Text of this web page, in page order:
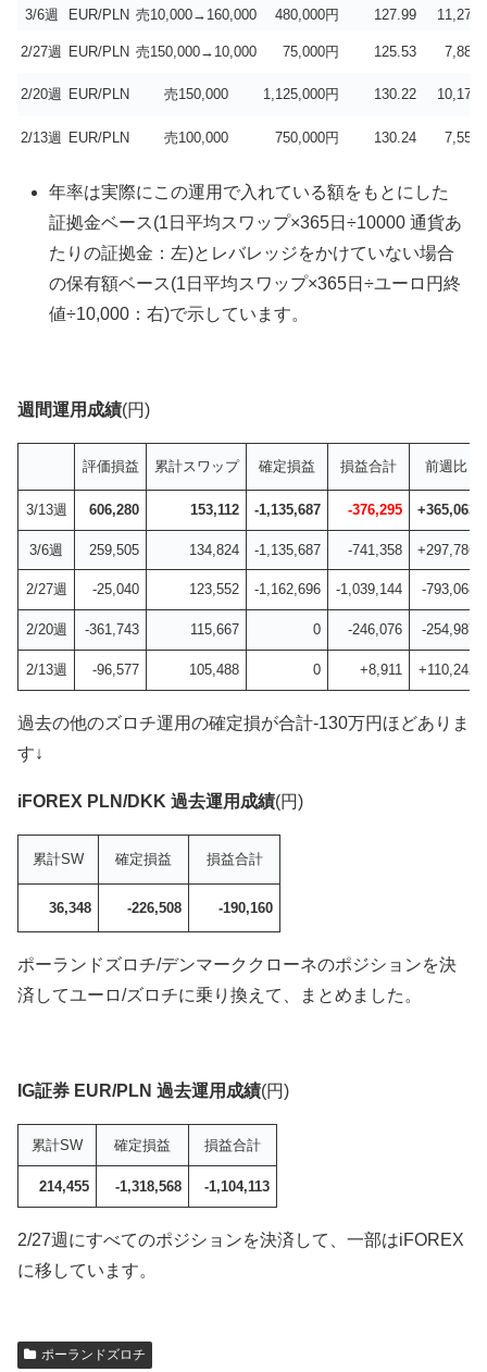
3/6週 EUR/PLN 売10,000→160,000 480,000円 127.99 11,272
2/27週 EUR/PLN 売150,000→10,000 75,000円 125.53 7,885
2/20週 EUR/PLN 売150,000 1,125,000円 130.22 10,179
2/13週 EUR/PLN 売100,000 750,000円 130.24 7,550
年率は実際にこの運用で入れている額をもとにした
証拠金ベース(1日平均スワップ×365日÷10000 通貨あ
たりの証拠金：左)とレバレッジをかけていない場合
の保有額ベース(1日平均スワップ×365日÷ユーロ円終
値÷10,000：右)で示しています。
週間運用成績(円)
評価損益 累計スワップ 確定損益 損益合計 前週比
3/13週 606,280 153,112 -1,135,687 -376,295 +365,063
3/6週 259,505 134,824 -1,135,687 -741,358 +297,786
2/27週 -25,040 123,552 -1,162,696 -1,039,144 -793,068
2/20週 -361,743 115,667 0 -246,076 -254,987
2/13週 -96,577 105,488 0 +8,911 +110,242
過去の他のズロチ運用の確定損が合計-130万円ほどありま
す↓
iFOREX PLN/DKK 過去運用成績(円)
累計SW 確定損益 損益合計
36,348 -226,508 -190,160
ポーランドズロチ/デンマーククローネのポジションを決
済してユーロ/ズロチに乗り換えて、まとめました。
IG証券 EUR/PLN 過去運用成績(円)
累計SW 確定損益 損益合計
214,455 -1,318,568 -1,104,113
2/27週にすべてのポジションを決済して、一部はiFOREX
に移しています。
ポーランドズロチ